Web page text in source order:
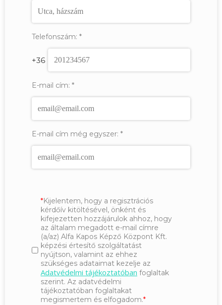
Telefonszám: *
+36
E-mail cím: *
E-mail cím még egyszer: *
Kijelentem, hogy a regisztrációs
kérdőív kitöltésével, önként és
kifejezetten hozzájárulok ahhoz, hogy
az általam megadott e-mail címre
(a/az) Alfa Kapos Képző Központ Kft.
képzési értesítő szolgáltatást
nyújtson, valamint az ehhez
szükséges adataimat kezelje az
Adatvédelmi tájékoztatóban foglaltak
szerint. Az adatvédelmi
tájékoztatóban foglaltakat
megismertem és elfogadom.